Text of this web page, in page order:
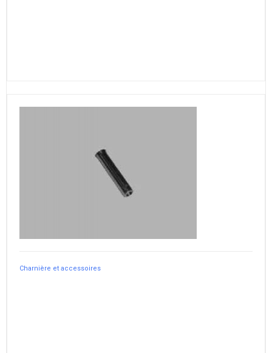
Charnière et accessoires